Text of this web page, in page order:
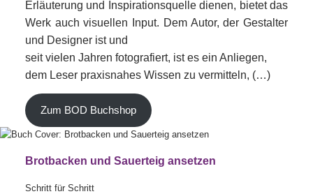
Erläuterung und Inspirationsquelle dienen, bietet das
Werk auch visuellen Input. Dem Autor, der Gestalter
und Designer ist und
seit vielen Jahren fotografiert, ist es ein Anliegen,
dem Leser praxisnahes Wissen zu vermitteln, (…)
Zum BOD Buchshop
Brotbacken und Sauerteig ansetzen
Schritt für Schritt